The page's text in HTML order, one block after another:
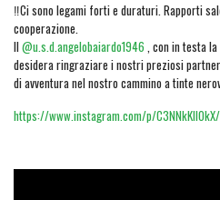
‼️Ci sono legami forti e duraturi. Rapporti
cooperazione.
Il@u.s.d.angelobaiardo1946 , con in testa
desidera ringraziare i nostri preziosi
di avventura nel nostro cammino a tinte
https://www.instagram.com/p/C3NNkKIIOkX/